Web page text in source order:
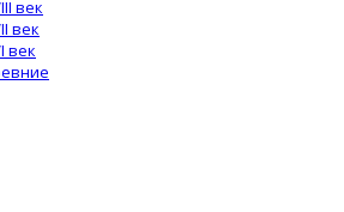
век
век
век